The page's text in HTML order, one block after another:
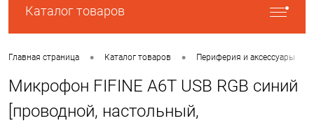
Каталог товаров
Главная страница • Каталог товаров • Периферия и аксессуары
Микрофон FIFINE A6T USB RGB синий
[проводной, настольный,